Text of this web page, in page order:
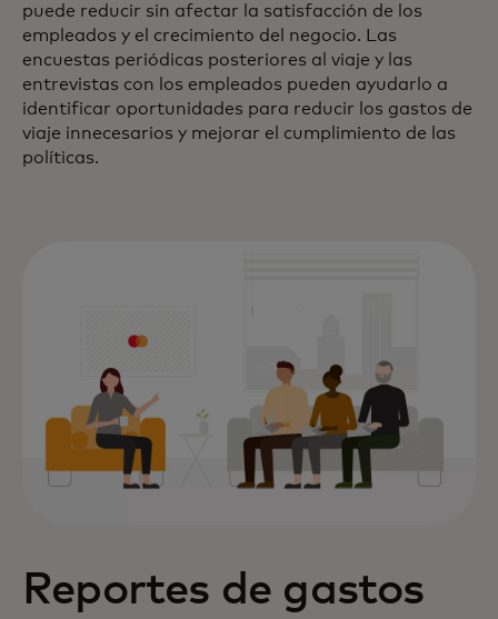
puede reducir sin afectar la satisfacción de los
empleados y el crecimiento del negocio. Las
encuestas periódicas posteriores al viaje y las
entrevistas con los empleados pueden ayudarlo a
identificar oportunidades para reducir los gastos de
viaje innecesarios y mejorar el cumplimiento de las
políticas.
Reportes de gastos